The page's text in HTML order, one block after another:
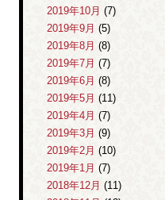
2019年10月 (7)
2019年9月 (5)
2019年8月 (8)
2019年7月 (7)
2019年6月 (8)
2019年5月 (11)
2019年4月 (7)
2019年3月 (9)
2019年2月 (10)
2019年1月 (7)
2018年12月 (11)